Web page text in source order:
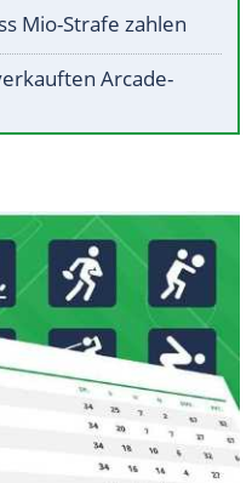
Mio-Strafe zahlen
Arcade-